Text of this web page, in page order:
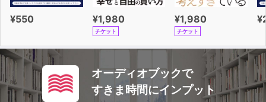
¥550 ¥1,980
チケット
¥1,980
チケット
オーディオブックで
すきま時間にインプット